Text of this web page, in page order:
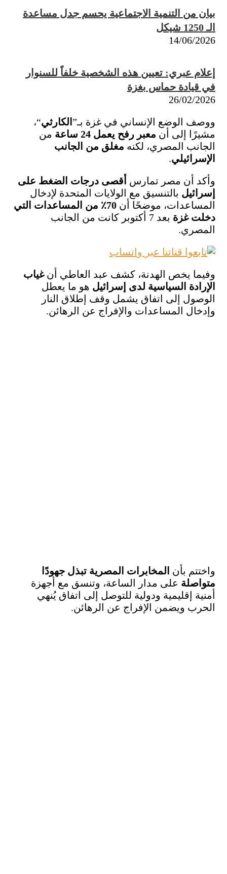
بيان من التنمية الاجتماعية يحسم جدل مساعدة
الـ 1250 شيكل
14/06/2026
إعلام عبري: تعيين هذه الشخصية خلفاً للسنوار
في قيادة حماس بغزة
26/02/2026
ووصف الوضع الإنساني في غزة بـ” الكارثي“،
مشيرًا إلى أن معبر رفح يعمل 24 ساعة
من
الجانب المصري، لكنه مغلق من الجانب
الإسرائيلي.
وأكد أن مصر تمارس أقصى درجات الضغط على
إسرائيل بالتنسيق مع الولايات المتحدة لإدخال
المساعدات، موضحًا أن
70٪ من المساعدات التي
دخلت غزة
بعد 7 أكتوبر كانت من الجانب
المصري.
وفيما يخص الهدنة، كشف عبد العاطي أنغياب
الإرادة السياسية لدى إسرائيل هو ما يعطل
الوصول إلى اتفاق يشمل وقف إطلاق النار
وإدخال المساعدات والإفراج عن الرهائن.
واختتم بأن المخابرات المصرية تبذل جهودًا
متواصلة على مدار الساعة، وتنسق مع أجهزة
أمنية إقليمية ودولية للتوصل إلى اتفاق يُنهي
الحرب ويضمن الإفراج عن الرهائن.